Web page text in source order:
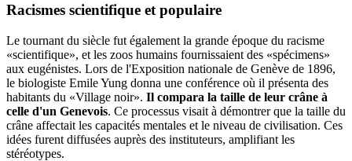
Racismes scientifique et populaire
Le tournant du siècle fut également la grande époque du racisme
«scientifique», et les zoos humains fournissaient des «spécimens»
aux eugénistes. Lors de l'Exposition nationale de Genève de 1896,
le biologiste Emile Yung donna une conférence où il présenta des
habitants du «Village noir». Il compara la taille de leur crâne à
celle d'un Genevois. Ce processus visait à démontrer que la taille du
crâne affectait les capacités mentales et le niveau de civilisation. Ces
idées furent diffusées auprès des instituteurs, amplifiant les
stéréotypes.